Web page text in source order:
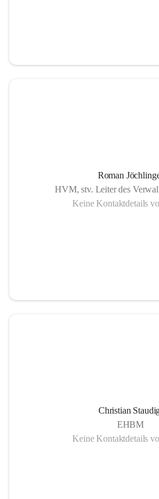
Roman
HVM, stv. Leiter des
Keine Kontaktdetails
Christian
EHBM
Keine Kontaktdetails